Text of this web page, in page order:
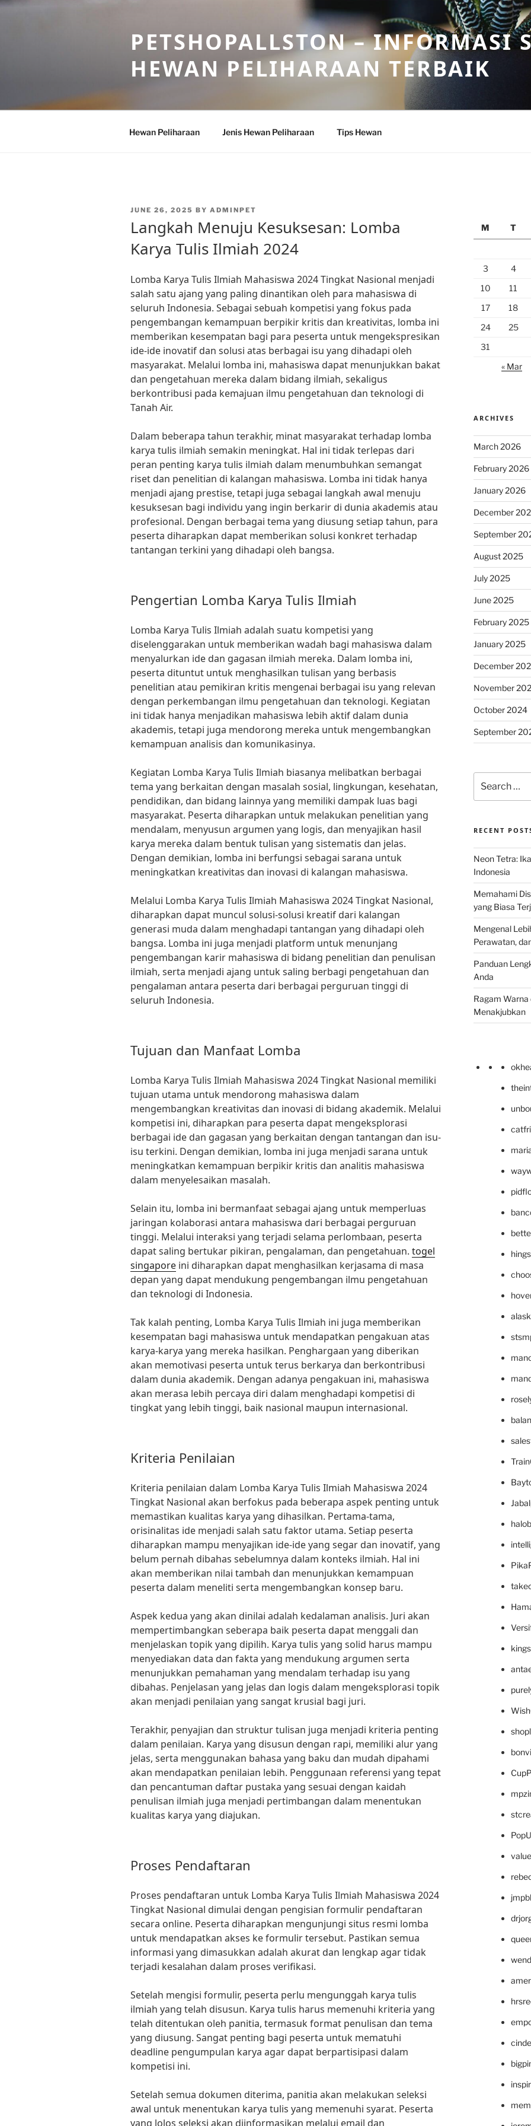
Skip
PETSHOPALLSTON – INFORMASI
HEWAN PELIHARAAN TERBAIK
Hewan Peliharaan Jenis Hewan Peliharaan Tips Hewan
POSTED
JUNE 26, 2025 BY ADMINPET
Langkah Menuju Kesuksesan: Lomba
Karya Tulis Ilmiah 2024
Lomba Karya Tulis Ilmiah Mahasiswa 2024 Tingkat Nasional menjadi
salah satu ajang yang paling dinantikan oleh para mahasiswa di
seluruh Indonesia. Sebagai sebuah kompetisi yang fokus pada
pengembangan kemampuan berpikir kritis dan kreativitas, lomba ini
memberikan kesempatan bagi para peserta untuk mengekspresikan
ide-ide inovatif dan solusi atas berbagai isu yang dihadapi oleh
masyarakat. Melalui lomba ini, mahasiswa dapat menunjukkan bakat
dan pengetahuan mereka dalam bidang ilmiah, sekaligus
berkontribusi pada kemajuan ilmu pengetahuan dan teknologi di
Tanah Air.
Dalam beberapa tahun terakhir, minat masyarakat terhadap lomba
karya tulis ilmiah semakin meningkat. Hal ini tidak terlepas dari
peran penting karya tulis ilmiah dalam menumbuhkan semangat
riset dan penelitian di kalangan mahasiswa. Lomba ini tidak hanya
menjadi ajang prestise, tetapi juga sebagai langkah awal menuju
kesuksesan bagi individu yang ingin berkarir di dunia akademis atau
profesional. Dengan berbagai tema yang diusung setiap tahun, para
peserta diharapkan dapat memberikan solusi konkret terhadap
tantangan terkini yang dihadapi oleh bangsa.
Pengertian Lomba Karya Tulis Ilmiah
Lomba Karya Tulis Ilmiah adalah suatu kompetisi yang
diselenggarakan untuk memberikan wadah bagi mahasiswa dalam
menyalurkan ide dan gagasan ilmiah mereka. Dalam lomba ini,
peserta dituntut untuk menghasilkan tulisan yang berbasis
penelitian atau pemikiran kritis mengenai berbagai isu yang relevan
dengan perkembangan ilmu pengetahuan dan teknologi. Kegiatan
ini tidak hanya menjadikan mahasiswa lebih aktif dalam dunia
akademis, tetapi juga mendorong mereka untuk mengembangkan
kemampuan analisis dan komunikasinya.
Kegiatan Lomba Karya Tulis Ilmiah biasanya melibatkan berbagai
tema yang berkaitan dengan masalah sosial, lingkungan, kesehatan,
pendidikan, dan bidang lainnya yang memiliki dampak luas bagi
masyarakat. Peserta diharapkan untuk melakukan penelitian yang
mendalam, menyusun argumen yang logis, dan menyajikan hasil
karya mereka dalam bentuk tulisan yang sistematis dan jelas.
Dengan demikian, lomba ini berfungsi sebagai sarana untuk
meningkatkan kreativitas dan inovasi di kalangan mahasiswa.
Melalui Lomba Karya Tulis Ilmiah Mahasiswa 2024 Tingkat Nasional,
diharapkan dapat muncul solusi-solusi kreatif dari kalangan
generasi muda dalam menghadapi tantangan yang dihadapi oleh
bangsa. Lomba ini juga menjadi platform untuk menunjang
pengembangan karir mahasiswa di bidang penelitian dan penulisan
ilmiah, serta menjadi ajang untuk saling berbagi pengetahuan dan
pengalaman antara peserta dari berbagai perguruan tinggi di
seluruh Indonesia.
Tujuan dan Manfaat Lomba
Lomba Karya Tulis Ilmiah Mahasiswa 2024 Tingkat Nasional memiliki
tujuan utama untuk mendorong mahasiswa dalam
mengembangkan kreativitas dan inovasi di bidang akademik. Melalui
kompetisi ini, diharapkan para peserta dapat mengeksplorasi
berbagai ide dan gagasan yang berkaitan dengan tantangan dan isu-
isu terkini. Dengan demikian, lomba ini juga menjadi sarana untuk
meningkatkan kemampuan berpikir kritis dan analitis mahasiswa
dalam menyelesaikan masalah.
Selain itu, lomba ini bermanfaat sebagai ajang untuk memperluas
jaringan kolaborasi antara mahasiswa dari berbagai perguruan
tinggi. Melalui interaksi yang terjadi selama perlombaan, peserta
dapat saling bertukar pikiran, pengalaman, dan pengetahuan. togel
singapore ini diharapkan dapat menghasilkan kerjasama di masa
depan yang dapat mendukung pengembangan ilmu pengetahuan
dan teknologi di Indonesia.
Tak kalah penting, Lomba Karya Tulis Ilmiah ini juga memberikan
kesempatan bagi mahasiswa untuk mendapatkan pengakuan atas
karya-karya yang mereka hasilkan. Penghargaan yang diberikan
akan memotivasi peserta untuk terus berkarya dan berkontribusi
dalam dunia akademik. Dengan adanya pengakuan ini, mahasiswa
akan merasa lebih percaya diri dalam menghadapi kompetisi di
tingkat yang lebih tinggi, baik nasional maupun internasional.
Kriteria Penilaian
Kriteria penilaian dalam Lomba Karya Tulis Ilmiah Mahasiswa 2024
Tingkat Nasional akan berfokus pada beberapa aspek penting untuk
memastikan kualitas karya yang dihasilkan. Pertama-tama,
orisinalitas ide menjadi salah satu faktor utama. Setiap peserta
diharapkan mampu menyajikan ide-ide yang segar dan inovatif, yang
belum pernah dibahas sebelumnya dalam konteks ilmiah. Hal ini
akan memberikan nilai tambah dan menunjukkan kemampuan
peserta dalam meneliti serta mengembangkan konsep baru.
Aspek kedua yang akan dinilai adalah kedalaman analisis. Juri akan
mempertimbangkan seberapa baik peserta dapat menggali dan
menjelaskan topik yang dipilih. Karya tulis yang solid harus mampu
menyediakan data dan fakta yang mendukung argumen serta
menunjukkan pemahaman yang mendalam terhadap isu yang
dibahas. Penjelasan yang jelas dan logis dalam mengeksplorasi topik
akan menjadi penilaian yang sangat krusial bagi juri.
Terakhir, penyajian dan struktur tulisan juga menjadi kriteria penting
dalam penilaian. Karya yang disusun dengan rapi, memiliki alur yang
jelas, serta menggunakan bahasa yang baku dan mudah dipahami
akan mendapatkan penilaian lebih. Penggunaan referensi yang tepat
dan pencantuman daftar pustaka yang sesuai dengan kaidah
penulisan ilmiah juga menjadi pertimbangan dalam menentukan
kualitas karya yang diajukan.
Proses Pendaftaran
Proses pendaftaran untuk Lomba Karya Tulis Ilmiah Mahasiswa 2024
Tingkat Nasional dimulai dengan pengisian formulir pendaftaran
secara online. Peserta diharapkan mengunjungi situs resmi lomba
untuk mendapatkan akses ke formulir tersebut. Pastikan semua
informasi yang dimasukkan adalah akurat dan lengkap agar tidak
terjadi kesalahan dalam proses verifikasi.
Setelah mengisi formulir, peserta perlu mengunggah karya tulis
ilmiah yang telah disusun. Karya tulis harus memenuhi kriteria yang
telah ditentukan oleh panitia, termasuk format penulisan dan tema
yang diusung. Sangat penting bagi peserta untuk mematuhi
deadline pengumpulan karya agar dapat berpartisipasi dalam
kompetisi ini.
Setelah semua dokumen diterima, panitia akan melakukan seleksi
awal untuk menentukan karya tulis yang memenuhi syarat. Peserta
yang lolos seleksi akan diinformasikan melalui email dan
M
T
3
4
10
11
17
18
24
25
31
« Mar
ARCHIVES
March 2026
February 2026
January 2026
December
September
August 2025
July 2025
June 2025
February 2025
January 2025
December
November
October 2024
September
for:
RECENT
Neon Tetra:
Indonesia
Memahami
yang Biasa
Mengenal
Perawatan,
Panduan
Anda
Ragam
Menakjubkan